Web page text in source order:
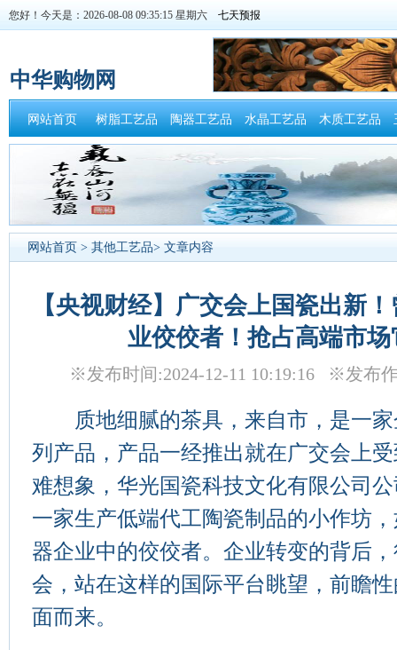
您好！今天是：2026-08-08 09:35:16 星期六
中华购物网
网站首页 树脂工艺品 陶器工艺品 水晶工艺品 木质工艺品
网站首页 > 其他工艺品> 文章内容
【央视财经】广交会上国瓷出新
业佼佼者！抢占高端市
※发布时间:2024-12-11 10:19:16 ※发
质地细腻的茶具，来自市，是一家
列产品，产品一经推出就在广交会上
难想象，华光国瓷科技文化有限公司
一家生产低端代工陶瓷制品的小作坊
器企业中的佼佼者。企业转变的背后
会，站在这样的国际平台眺望，前瞻
面而来。